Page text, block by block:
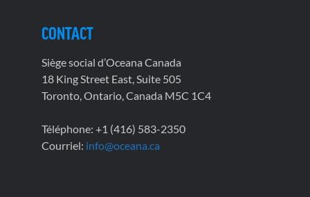
CONTACT
Siège social d’Oceana Canada
18 King Street East, Suite 505
Toronto, Ontario, Canada M5C 1C4
Téléphone: +1 (416) 583-2350
Courriel: info@oceana.ca